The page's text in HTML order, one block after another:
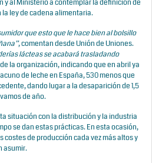
y al Ministerio a contemplar la definición de
ley de cadena alimentaria.
que esto que le hace bien al bolsillo
, comentan desde Unión de Uniones.
lácteas se acabará trasladando
la organización, indicando que en abril ya
de leche en España, 530 menos que
dando lugar a la desaparición de 1,5
de año.
situación con la distribución y la industria
se dan estas prácticas. En esta ocasión,
costes de producción cada vez más altos y
asumir.